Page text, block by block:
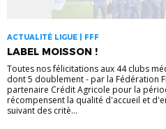
ACTUALITÉ LIGUE | FFF
LABEL MOISSON !
Toutes nos félicitations aux 44 clubs
dont 5 doublement - par la Fédération
partenaire Crédit Agricole pour la
récompensent la qualité d'accueil et
suivant des critè...